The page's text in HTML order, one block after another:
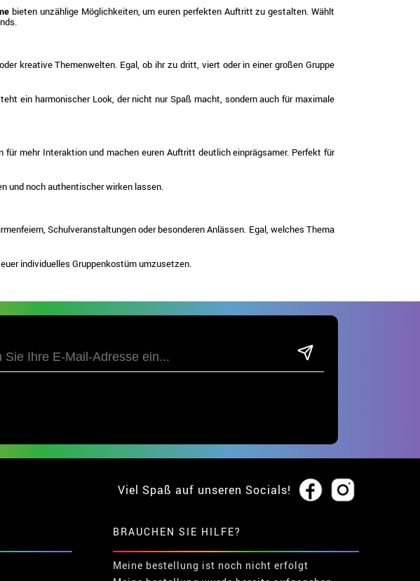
bieten unzählige Möglichkeiten, um euren perfekten Auftritt zu gestalten. Wählt
kreative Themenwelten. Egal, ob ihr zu dritt, viert oder in einer großen Gruppe
ein harmonischer Look, der nicht nur Spaß macht, sondern auch für maximale
für mehr Interaktion und machen euren Auftritt deutlich einprägsamer. Perfekt für
und noch authentischer wirken lassen.
Schulveranstaltungen oder besonderen Anlässen. Egal, welches Thema
individuelles Gruppenkostüm umzusetzen.
Viel Spaß auf unseren Socials!
BRAUCHEN SIE HILFE?
Meine bestellung ist noch nicht erfolgt